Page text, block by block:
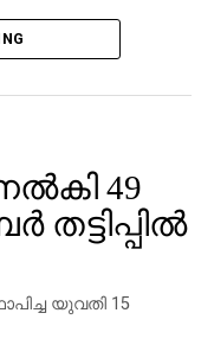
49
തട്ടിപ്പില്‍
യുവതി 15